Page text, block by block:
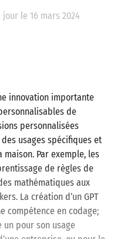
le 16 mars 2024
innovation importante
de
personnalisées
usages spécifiques et
Par exemple, les
de règles de
mathématiques aux
La création d’un GPT
compétence en codage;
pour son usage